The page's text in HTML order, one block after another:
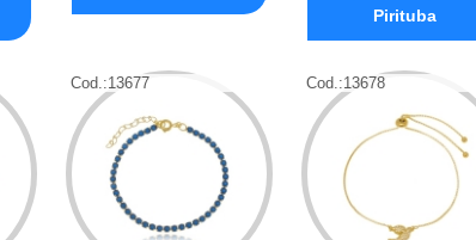
Pirituba
Cod.:13677 Cod.:13678